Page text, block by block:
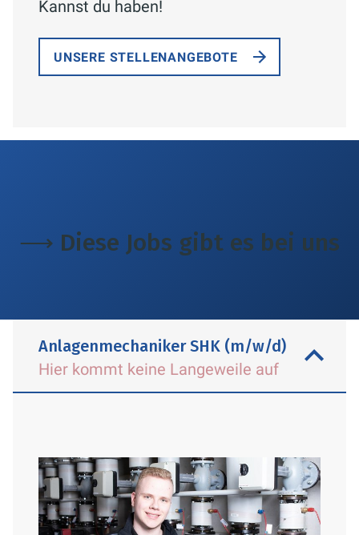
Kannst du haben!
UNSERE STELLENANGEBOTE
⟶ Diese Jobs gibt es bei uns
Anlagenmechaniker SHK (m/w/d)
Hier kommt keine Langeweile auf